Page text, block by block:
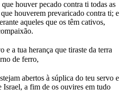
houver pecado contra ti todas as
houverem prevaricado contra ti; e
aqueles que os têm cativos,
e a tua herança que tiraste da terra
de ferro,
abertos à súplica do teu servo e
Israel, a fim de os ouvires em tudo